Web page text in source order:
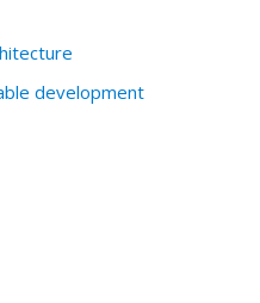
development